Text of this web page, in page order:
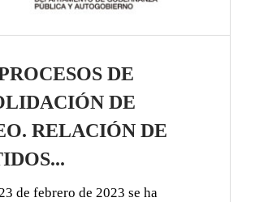
DE
DE
RELACIÓN DE
de febrero de 2023 se ha